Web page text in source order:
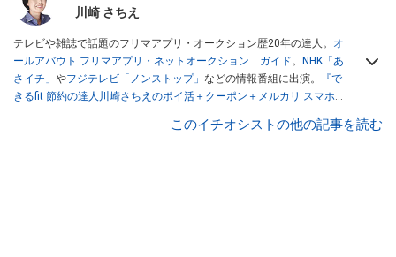
川崎 さちえ
テレビや雑誌で話題のフリマアプリ・オークション歴20年の達人。 オ
ールアバウト フリマアプリ・ネットオークション ガイド。
NHK「あ
さイチ」 やフジテレビ「ノンストップ」 などの情報番組に出演。
『で
きるfit 節約の達人川崎さちえのポイ活＋クーポン＋メルカリ スマホで
スマホ1つでスキマ時間に効率的に稼ぐ！』（翔泳社刊） ほか著書多
このイチオシストの他の記事を読む